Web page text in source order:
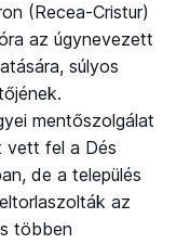
(Recea-Cristur)
az úgynevezett
súlyos
mentőszolgálat
vett fel a Dés
de a település
az
többen